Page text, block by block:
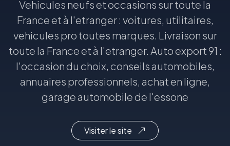
Vehicules neufs et occasions sur toute la
France et à l'etranger : voitures, utilitaires,
vehicules pro toutes marques. Livraison sur
toute la France et à l'etranger. Auto export 91 :
l'occasion du choix, conseils automobiles,
annuaires professionnels, achat en ligne,
garage automobile de l'essone
Visiter le site